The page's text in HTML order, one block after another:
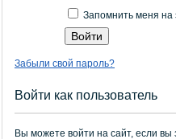
Запомнить меня на
Забыли свой пароль?
Войти как пользователь
Вы можете войти на сайт, если вы